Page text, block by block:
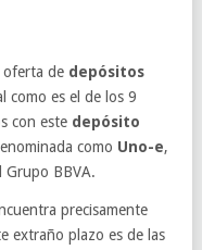
oferta de depósitos
como es el de los 9
con este depósito
como Uno-e,
Grupo BBVA.
precisamente
extraño plazo es de las